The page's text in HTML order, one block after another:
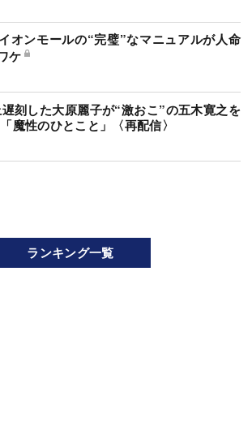
オンモールの“完璧”なマニュアルが人命
ケ
刻した大原麗子が“激おこ”の五木寛之を
魔性のひとこと」〈再配信〉
ランキング一覧